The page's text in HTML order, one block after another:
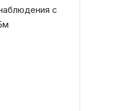
с